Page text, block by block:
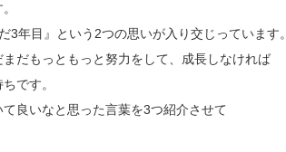
3年目』という2つの思いが入り交じっています。
だもっともっと努力をして、成長しなければ
です。
良いなと思った言葉を3つ紹介させて